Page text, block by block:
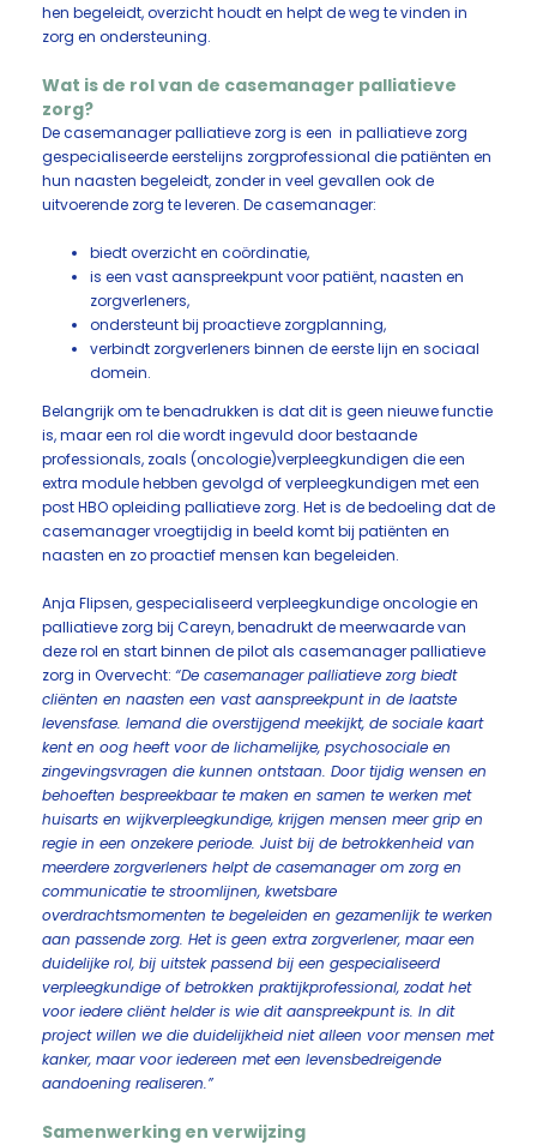
hen begeleidt, overzicht houdt en helpt de weg te vinden in
zorg en ondersteuning.
Wat is de rol van de casemanager palliatieve
zorg?
De casemanager palliatieve zorg is een in palliatieve zorg
gespecialiseerde eerstelijns zorgprofessional die patiënten en
hun naasten begeleidt, zonder in veel gevallen ook de
uitvoerende zorg te leveren. De casemanager:
biedt overzicht en coördinatie,
is een vast aanspreekpunt voor patiënt, naasten en
zorgverleners,
ondersteunt bij proactieve zorgplanning,
verbindt zorgverleners binnen de eerste lijn en sociaal
domein.
Belangrijk om te benadrukken is dat dit is geen nieuwe functie
is, maar een rol die wordt ingevuld door bestaande
professionals, zoals (oncologie)verpleegkundigen die een
extra module hebben gevolgd of verpleegkundigen met een
post HBO opleiding palliatieve zorg. Het is de bedoeling dat de
casemanager vroegtijdig in beeld komt bij patiënten en
naasten en zo proactief mensen kan begeleiden.
Anja Flipsen, gespecialiseerd verpleegkundige oncologie en
palliatieve zorg bij Careyn, benadrukt de meerwaarde van
deze rol en start binnen de pilot als casemanager palliatieve
zorg in Overvecht: “De casemanager palliatieve zorg biedt
cliënten en naasten een vast aanspreekpunt in de laatste
levensfase. Iemand die overstijgend meekijkt, de sociale kaart
kent en oog heeft voor de lichamelijke, psychosociale en
zingevingsvragen die kunnen ontstaan. Door tijdig wensen en
behoeften bespreekbaar te maken en samen te werken met
huisarts en wijkverpleegkundige, krijgen mensen meer grip en
regie in een onzekere periode. Juist bij de betrokkenheid van
meerdere zorgverleners helpt de casemanager om zorg en
communicatie te stroomlijnen, kwetsbare
overdrachtsmomenten te begeleiden en gezamenlijk te werken
aan passende zorg. Het is geen extra zorgverlener, maar een
duidelijke rol, bij uitstek passend bij een gespecialiseerd
verpleegkundige of betrokken praktijkprofessional, zodat het
voor iedere cliënt helder is wie dit aanspreekpunt is. In dit
project willen we die duidelijkheid niet alleen voor mensen met
kanker, maar voor iedereen met een levensbedreigende
aandoening realiseren.”
Samenwerking en verwijzing